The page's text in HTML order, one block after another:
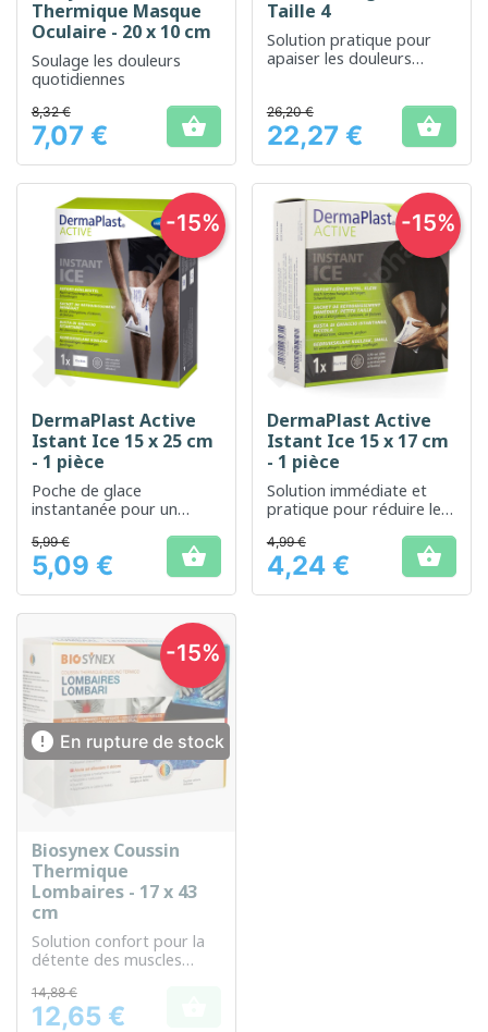
Thermique Masque
Oculaire - 20 x 10 cm
Soulage les douleurs
quotidiennes
Prix
8,32 €
7,07 € 
Taille 4
Solution pratique pour
apaiser les douleurs
cryothérapie
Prix
26,20 €
22,27 € 
DermaPlast Active
Istant Ice 15 x 25 cm
- 1 pièce
Poche de glace
instantanée pour un
douleurs
Prix
5,99 €
5,09 € 
-15%
DermaPlast Active
Istant Ice 15 x 17 cm
- 1 pièce
Solution immédiate et
pratique pour réduire les
douleur
Prix
4,99 €
4,24 € 
-15%
 En rupture de stock
Biosynex Coussin
Thermique
Lombaires - 17 x 43
cm
Solution confort pour la
détente des muscles
Prix
14,88 €
12,65 €
-15%